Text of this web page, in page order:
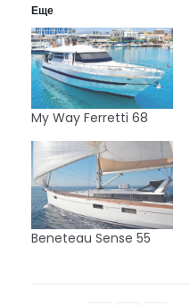
Еще
My Way Ferretti 68
Beneteau Sense 55